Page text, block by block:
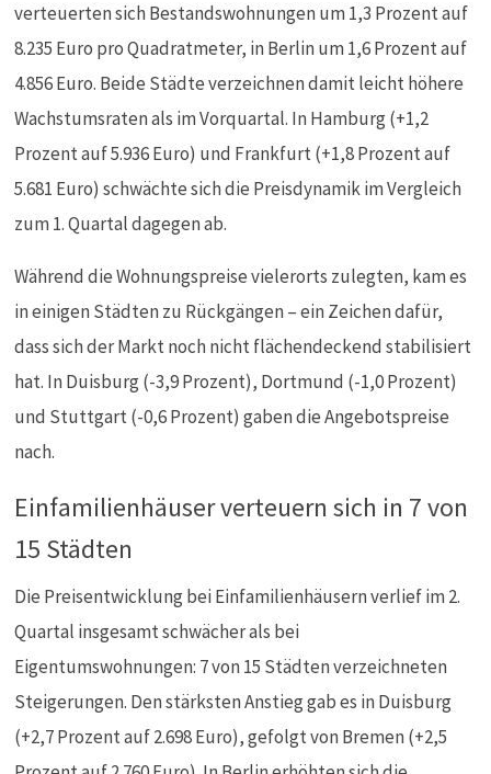
verteuerten sich Bestandswohnungen um 1,3 Prozent auf
8.235 Euro pro Quadratmeter, in Berlin um 1,6 Prozent auf
4.856 Euro. Beide Städte verzeichnen damit leicht höhere
Wachstumsraten als im Vorquartal. In Hamburg (+1,2
Prozent auf 5.936 Euro) und Frankfurt (+1,8 Prozent auf
5.681 Euro) schwächte sich die Preisdynamik im Vergleich
zum 1. Quartal dagegen ab.
Während die Wohnungspreise vielerorts zulegten, kam es
in einigen Städten zu Rückgängen – ein Zeichen dafür,
dass sich der Markt noch nicht flächendeckend stabilisiert
hat. In Duisburg (-3,9 Prozent), Dortmund (-1,0 Prozent)
und Stuttgart (-0,6 Prozent) gaben die Angebotspreise
nach.
Einfamilienhäuser verteuern sich in 7 von
15 Städten
Die Preisentwicklung bei Einfamilienhäusern verlief im 2.
Quartal insgesamt schwächer als bei
Eigentumswohnungen: 7 von 15 Städten verzeichneten
Steigerungen. Den stärksten Anstieg gab es in Duisburg
(+2,7 Prozent auf 2.698 Euro), gefolgt von Bremen (+2,5